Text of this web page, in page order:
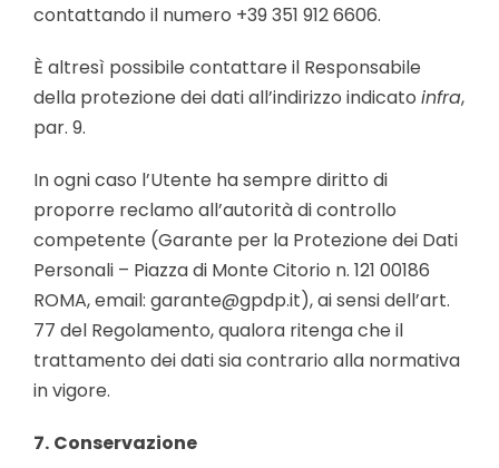
contattando il numero +39 351 912 6606.
È altresì possibile contattare il Responsabile
della protezione dei dati all’indirizzo indicato infra,
par. 9.
In ogni caso l’Utente ha sempre diritto di
proporre reclamo all’autorità di controllo
competente (Garante per la Protezione dei Dati
Personali – Piazza di Monte Citorio n. 121 00186
ROMA, email: garante@gpdp.it), ai sensi dell’art.
77 del Regolamento, qualora ritenga che il
trattamento dei dati sia contrario alla normativa
in vigore.
7. Conservazione